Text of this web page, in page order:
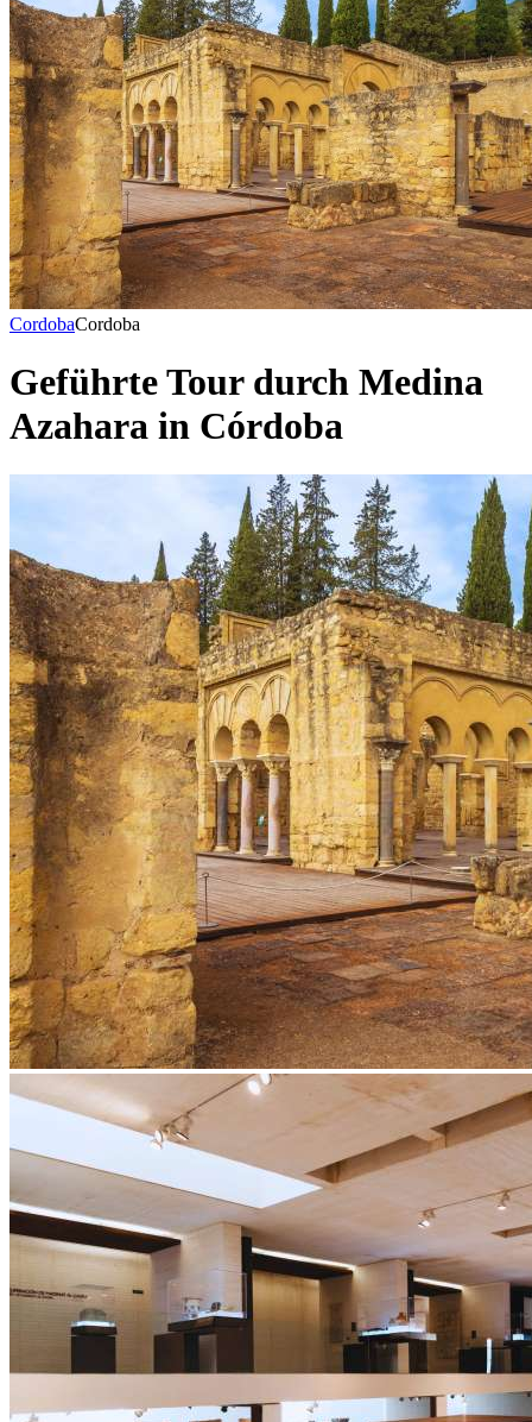
CordobaCordoba
Geführte Tour durch Medina
Azahara in Córdoba